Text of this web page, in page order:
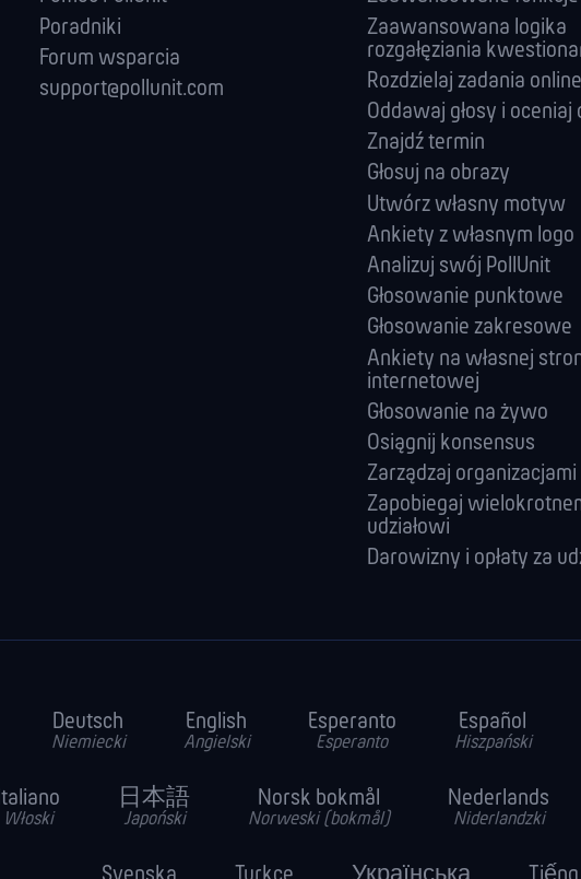
Poradniki
Forum wsparcia
support@pollunit.com
Zaawansowana logika
rozgałęziania
Rozdzielaj zadania online
Oddawaj głosy i oceniaj
Znajdź termin
Głosuj na obrazy
Utwórz własny motyw
Ankiety z własnym logo
Analizuj swój PollUnit
Głosowanie punktowe
Głosowanie zakresowe
Ankiety na własnej
internetowej
Głosowanie na żywo
Osiągnij konsensus
Zarządzaj orga­nizacjami
Zapobiegaj
udziałowi
Darowizny i opłaty za
Deutsch
Niemiecki
English
Angielski
Esperanto
Esperanto
Español
Hiszpański
Italiano
Włoski
日本語
Japoński
Norsk bokmål
Norweski (bokmål)
Nederlands
Niderlandzki